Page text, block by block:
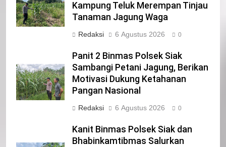
Kampung Teluk Merempan Tinjau
Tanaman Jagung Waga
Redaksi 6 Agustus 2026 0
Panit 2 Binmas Polsek Siak
Sambangi Petani Jagung, Berikan
Motivasi Dukung Ketahanan
Pangan Nasional
Redaksi 6 Agustus 2026 0
Kanit Binmas Polsek Siak dan
Bhabinkamtibmas Salurkan
21
IKLAN
22
NORMAN SILITONGA CALEG DPRD
IKLAN